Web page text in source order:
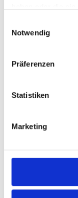
Notwendig
Präferenzen
Statistiken
Marketing
Vorteile
Persönliche
möglich